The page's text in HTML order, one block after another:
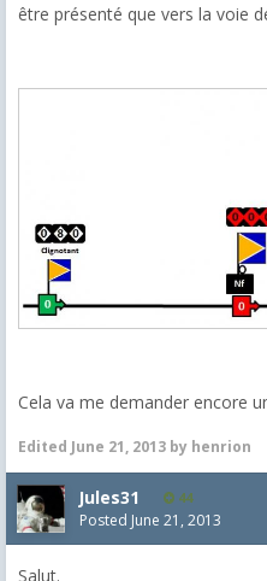
être présenté que vers la voie
Cela va me demander encore
Edited June 21, 2013 by henrion
Jules31 44
Posted June 21, 2013
Salut.